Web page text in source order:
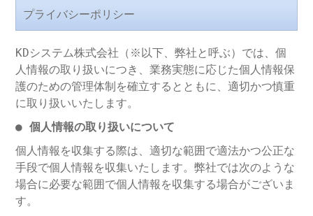
プライバシーポリシー
KDシステム株式会社（※以下、弊社と呼ぶ）では、個
人情報の取り扱いにつき、業務実態に応じた個人情報保
護のための管理体制を確立するとともに、適切かつ慎重
に取り扱いいたします。
● 個人情報の取り扱いについて
個人情報を収集する際は、適切な範囲で適法かつ公正な
手段で個人情報を収集いたします。弊社では次のような
場合に必要な範囲で個人情報を収集する場合がございま
す。